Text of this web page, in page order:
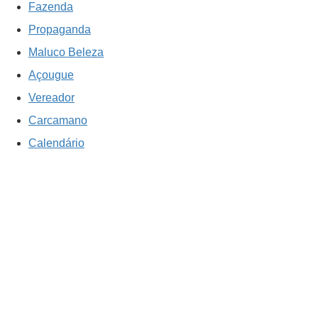
Fazenda
Propaganda
Maluco Beleza
Açougue
Vereador
Carcamano
Calendário